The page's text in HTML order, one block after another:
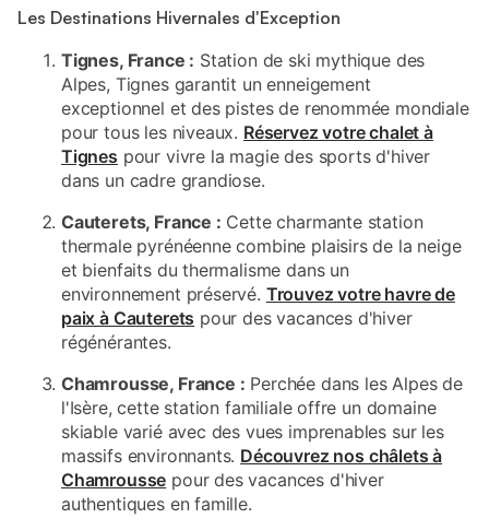
Les Destinations Hivernales d'Exception
Tignes, France : Station de ski mythique des
Alpes, Tignes garantit un enneigement
exceptionnel et des pistes de renommée mondiale
pour tous les niveaux. Réservez votre chalet à
Tignes pour vivre la magie des sports d'hiver
dans un cadre grandiose.
Cauterets, France : Cette charmante station
thermale pyrénéenne combine plaisirs de la neige
et bienfaits du thermalisme dans un
environnement préservé. Trouvez votre havre de
paix à Cauterets pour des vacances d'hiver
régénérantes.
Chamrousse, France : Perchée dans les Alpes de
l'Isère, cette station familiale offre un domaine
skiable varié avec des vues imprenables sur les
massifs environnants. Découvrez nos châlets à
Chamrousse pour des vacances d'hiver
authentiques en famille.